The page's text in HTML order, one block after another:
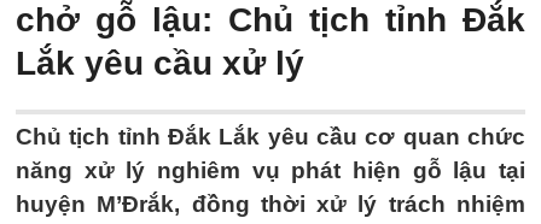
chở gỗ lậu: Chủ tịch tỉnh Đắk
Lắk yêu cầu xử lý
Chủ tịch tỉnh Đắk Lắk yêu cầu cơ quan chức
năng xử lý nghiêm vụ phát hiện gỗ lậu tại
huyện M’Đrắk, đồng thời xử lý trách nhiệm